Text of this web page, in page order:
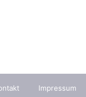
Impressum